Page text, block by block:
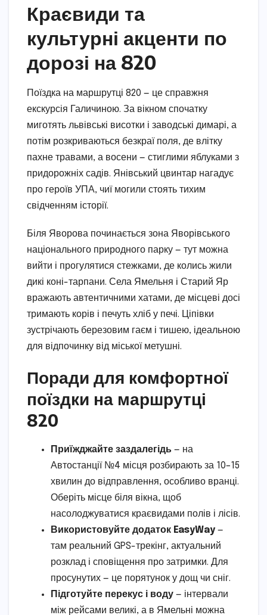
Краєвиди та
культурні акценти по
дорозі на 820
Поїздка на маршрутці 820 — це справжня
екскурсія Галичиною. За вікном спочатку
миготять львівські висотки і заводські димарі, а
потім розкриваються безкраї поля, де влітку
пахне травами, а восени — стиглими яблуками з
придорожніх садів. Янівський цвинтар нагадує
про героїв УПА, чиї могили стоять тихим
свідченням історії.
Біля Яворова починається зона Яворівського
національного природного парку — тут можна
вийти і прогулятися стежками, де колись жили
дикі коні-тарпани. Села Ямельня і Старий Яр
вражають автентичними хатами, де місцеві досі
тримають корів і печуть хліб у печі. Ціпівки
зустрічають березовим гаєм і тишею, ідеальною
для відпочинку від міської метушні.
Поради для комфортної
поїздки на маршрутці
820
Приїжджайте заздалегідь — на
Автостанції №4 місця розбирають за 10–15
хвилин до відправлення, особливо вранці.
Оберіть місце біля вікна, щоб
насолоджуватися краєвидами полів і лісів.
Використовуйте додаток EasyWay —
там реальний GPS-трекінг, актуальний
розклад і сповіщення про затримки. Для
просунутих — це порятунок у дощ чи сніг.
Підготуйте перекус і воду — інтервали
між рейсами великі, а в Ямельні можна